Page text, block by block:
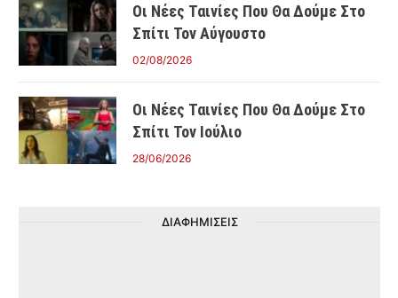
Οι Νέες Ταινίες Που Θα Δούμε Στο
Σπίτι Τον Αύγουστο
02/08/2026
Οι Νέες Ταινίες Που Θα Δούμε Στο
Σπίτι Τον Ιούλιο
28/06/2026
ΔΙΑΦΗΜΙΣΕΙΣ